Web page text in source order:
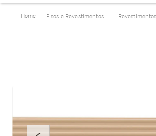
Pisos e Revestimentos Revestimentos
2º
9º